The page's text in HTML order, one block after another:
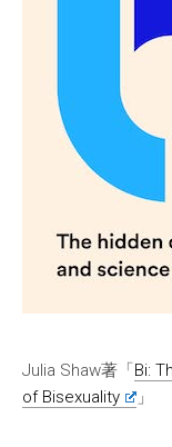
Julia Shaw著「Bi:
of Bisexuality
」